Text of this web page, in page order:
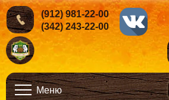
(912) 981-22-00
(342) 243-22-00
Меню